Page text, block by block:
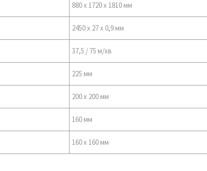
880 x 1720 x 1810 мм
2450 x 27 x 0,9 мм
37,5 / 75 м/хв
225 мм
200 x 200 мм
160 мм
160 x 160 мм